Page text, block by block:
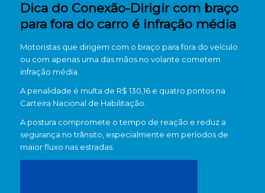
Dica do Conexão-Dirigir com braço
para fora do carro é infração média
Motoristas que dirigem com o braço para fora do veículo
ou com apenas uma das mãos no volante cometem
infração média.
A penalidade é multa de R$ 130,16 e quatro pontos na
Carteira Nacional de Habilitação.
A postura compromete o tempo de reação e reduz a
segurança no trânsito, especialmente em períodos de
maior fluxo nas estradas.